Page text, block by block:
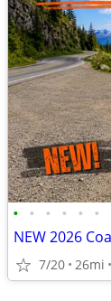
• • • • • •
NEW 2026
7/20 26mi